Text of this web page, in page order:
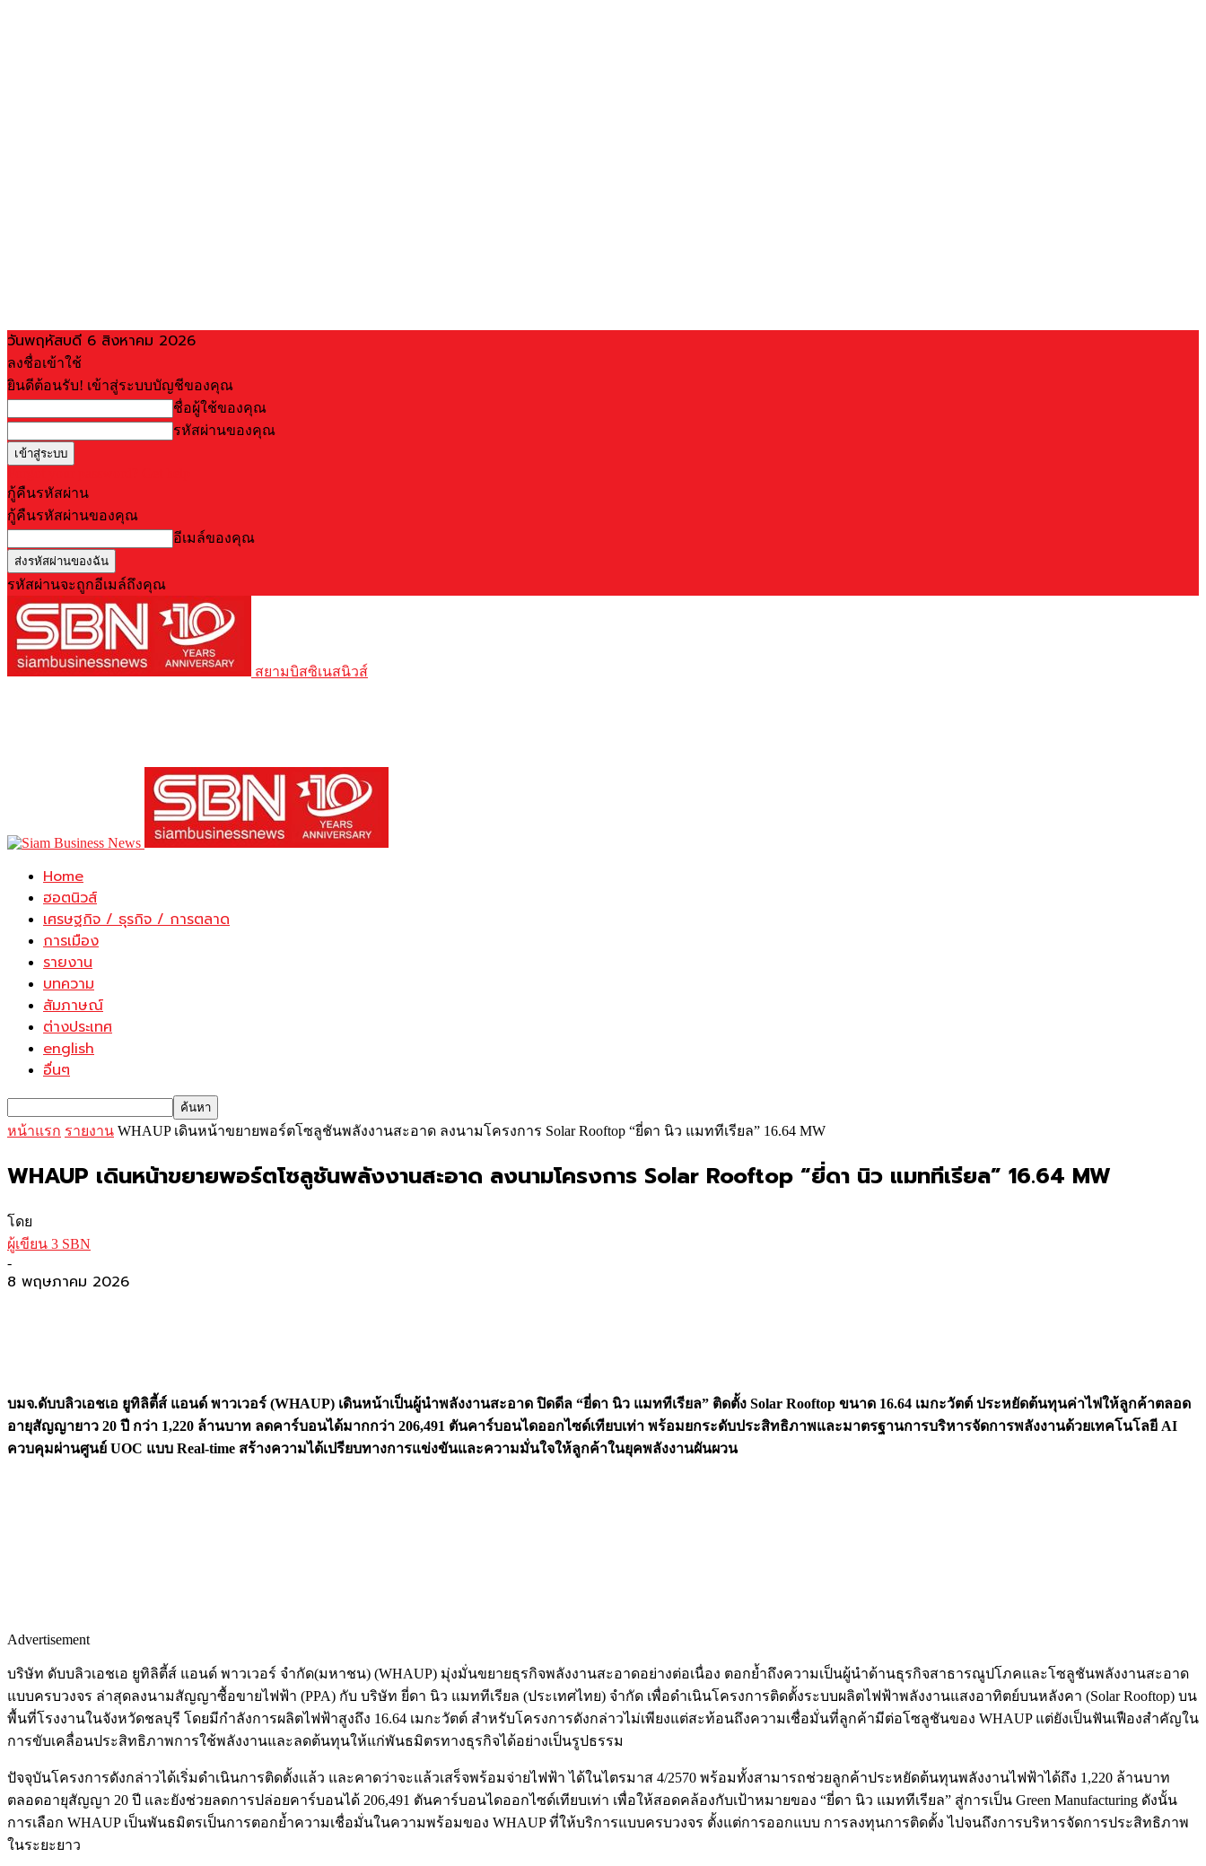
วันพฤหัสบดี 6 สิงหาคม 2026
ลงชื่อเข้าใช้
ยินดีต้อนรับ! เข้าสู่ระบบบัญชีของคุณ
ชื่อผู้ใช้ของคุณ
รหัสผ่านของคุณ
กู้คืนรหัสผ่าน
กู้คืนรหัสผ่านของคุณ
อีเมล์ของคุณ
รหัสผ่านจะถูกอีเมล์ถึงคุณ
สยามบิสซิเนสนิวส์
Home
ฮอตนิวส์
เศรษฐกิจ / ธุรกิจ / การตลาด
การเมือง
รายงาน
บทความ
สัมภาษณ์
ต่างประเทศ
english
อื่นๆ
หน้าแรก รายงาน WHAUP เดินหน้าขยายพอร์ตโซลูชันพลังงานสะอาด ลงนามโครงการ Solar Rooftop “ยี่ดา นิว แมททีเรียล” 16.64 MW
WHAUP เดินหน้าขยายพอร์ตโซลูชันพลังงานสะอาด ลงนามโครงการ Solar Rooftop “ยี่ดา นิว แมททีเรียล” 16.64 MW
โดย
ผู้เขียน 3 SBN
-
8 พฤษภาคม 2026
บมจ.ดับบลิวเอชเอ ยูทิลิตี้ส์ แอนด์ พาวเวอร์ (WHAUP) เดินหน้าเป็นผู้นำพลังงานสะอาด ปิดดีล “ยี่ดา นิว แมททีเรียล” ติดตั้ง Solar Rooftop ขนาด 16.64 เมกะวัตต์ ประหยัดต้นทุนค่าไฟให้ลูกค้าตลอด
อายุสัญญายาว 20 ปี กว่า 1,220 ล้านบาท ลดคาร์บอนได้มากกว่า 206,491 ตันคาร์บอนไดออกไซด์เทียบเท่า พร้อมยกระดับประสิทธิภาพและมาตรฐานการบริหารจัดการพลังงานด้วยเทคโนโลยี AI
ควบคุมผ่านศูนย์ UOC แบบ Real-time สร้างความได้เปรียบทางการแข่งขันและความมั่นใจให้ลูกค้าในยุคพลังงานผันผวน
Advertisement
บริษัท ดับบลิวเอชเอ ยูทิลิตี้ส์ แอนด์ พาวเวอร์ จำกัด(มหาชน) (WHAUP) มุ่งมั่นขยายธุรกิจพลังงานสะอาดอย่างต่อเนื่อง ตอกย้ำถึงความเป็นผู้นำด้านธุรกิจสาธารณูปโภคและโซลูชันพลังงานสะอาด
แบบครบวงจร ล่าสุดลงนามสัญญาซื้อขายไฟฟ้า (PPA) กับ บริษัท ยี่ดา นิว แมททีเรียล (ประเทศไทย) จำกัด เพื่อดำเนินโครงการติดตั้งระบบผลิตไฟฟ้าพลังงานแสงอาทิตย์บนหลังคา (Solar Rooftop) บน
พื้นที่โรงงานในจังหวัดชลบุรี โดยมีกำลังการผลิตไฟฟ้าสูงถึง 16.64 เมกะวัตต์ สำหรับโครงการดังกล่าวไม่เพียงแต่สะท้อนถึงความเชื่อมั่นที่ลูกค้ามีต่อโซลูชันของ WHAUP แต่ยังเป็นฟันเฟืองสำคัญใน
การขับเคลื่อนประสิทธิภาพการใช้พลังงานและลดต้นทุนให้แก่พันธมิตรทางธุรกิจได้อย่างเป็นรูปธรรม
ปัจจุบันโครงการดังกล่าวได้เริ่มดำเนินการติดตั้งแล้ว และคาดว่าจะแล้วเสร็จพร้อมจ่ายไฟฟ้า ได้ในไตรมาส 4/2570 พร้อมทั้งสามารถช่วยลูกค้าประหยัดต้นทุนพลังงานไฟฟ้าได้ถึง 1,220 ล้านบาท
ตลอดอายุสัญญา 20 ปี และยังช่วยลดการปล่อยคาร์บอนได้ 206,491 ตันคาร์บอนไดออกไซด์เทียบเท่า เพื่อให้สอดคล้องกับเป้าหมายของ “ยี่ดา นิว แมททีเรียล” สู่การเป็น Green Manufacturing ดังนั้น
การเลือก WHAUP เป็นพันธมิตรเป็นการตอกย้ำความเชื่อมั่นในความพร้อมของ WHAUP ที่ให้บริการแบบครบวงจร ตั้งแต่การออกแบบ การลงทุนการติดตั้ง ไปจนถึงการบริหารจัดการประสิทธิภาพ
ในระยะยาว